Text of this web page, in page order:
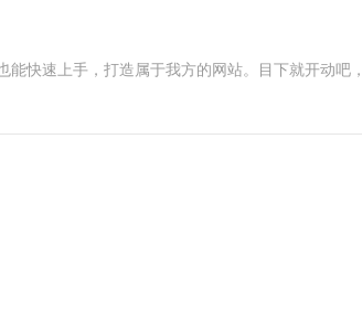
快速上手，打造属于我方的网站。目下就开动吧